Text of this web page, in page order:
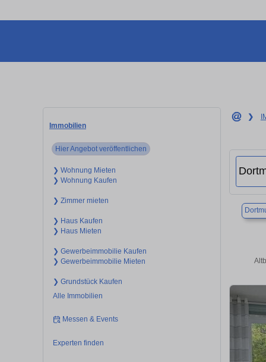
Immobilien
Hier Angebot veröffentlichen
❯ Wohnung Mieten
❯ Wohnung Kaufen
❯ Zimmer mieten
❯ Haus Kaufen
❯ Haus Mieten
❯ Gewerbeimmobilie Kaufen
❯ Gewerbeimmobilie Mieten
❯ Grundstück Kaufen
Alle Immobilien
Messen & Events
Experten finden
❯